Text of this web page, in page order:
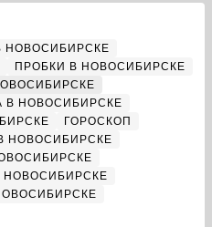
НОВОСИБИРСКЕ
ПРОБКИ В НОВОСИБИРСКЕ
В НОВОСИБИРСКЕ
ГОРОСКОП
НОВОСИБИРСКЕ